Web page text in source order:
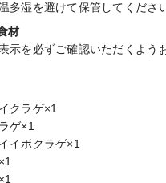
多湿を避けて保管してください
材
示を必ずご確認いただくよう
クラゲ×1
ゲ×1
イボクラゲ×1